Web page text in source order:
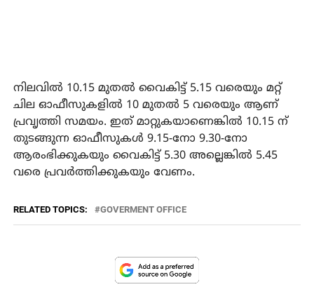
നിലവില്‍ 10.15 മുതല്‍ വൈകിട്ട് 5.15 വരെയും മറ്റ്
ചില ഓഫീസുകളില്‍ 10 മുതല്‍ 5 വരെയും ആണ്
പ്രവൃത്തി സമയം. ഇത് മാറ്റുകയാണെങ്കില്‍ 10.15 ന്
തുടങ്ങുന്ന ഓഫീസുകള്‍ 9.15-നോ 9.30-നോ
ആരംഭിക്കുകയും വൈകിട്ട് 5.30 അല്ലെങ്കില്‍ 5.45
വരെ പ്രവര്‍ത്തിക്കുകയും വേണം.
RELATED TOPICS: GOVERMENT OFFICE